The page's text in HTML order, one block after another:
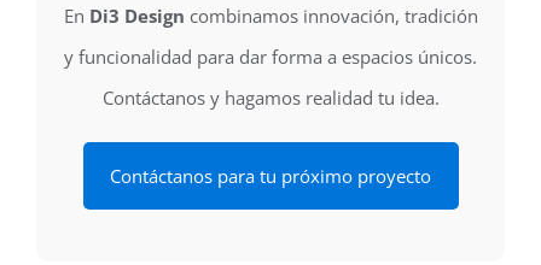
En Di3 Design combinamos innovación, tradición
y funcionalidad para dar forma a espacios únicos.
Contáctanos y hagamos realidad tu idea.
Contáctanos para tu próximo proyecto